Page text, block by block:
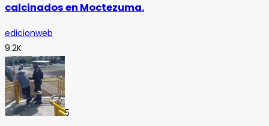
calcinados en Moctezuma.
edicionweb
9.2K
5